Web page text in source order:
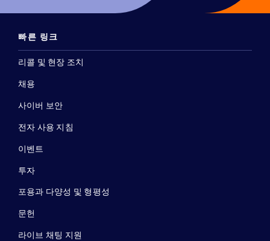
빠른 링크
리콜 및 현장 조치
채용
사이버 보안
전자 사용 지침
이벤트
투자
포용과 다양성 및 형평성
문헌
라이브 채팅 지원